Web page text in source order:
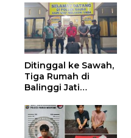
Ditinggal ke Sawah,
Tiga Rumah di
Balinggi Jati
Ditangkap Dini Hari